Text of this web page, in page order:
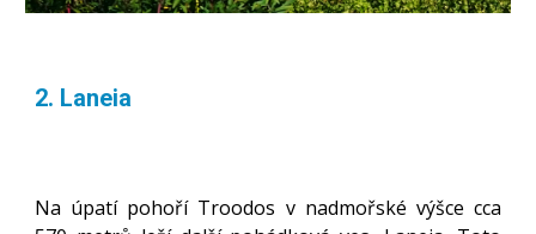
2. Laneia
Na úpatí pohoří Troodos v nadmořské výšce cca